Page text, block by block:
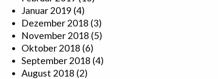
Januar 2019 (4)
Dezember 2018 (3)
November 2018 (5)
Oktober 2018 (6)
September 2018 (4)
August 2018 (2)